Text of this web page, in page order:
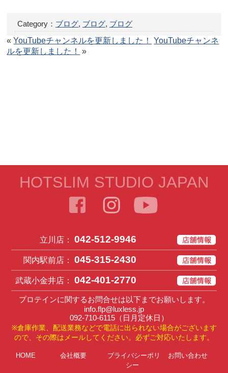
Category： ブログ, ブログ, ブログ
«YouTubeチャンネルを更新しました！
YouTubeチャンネ
ルを更新しました！
»
HOTSLIM STUDIO JAPAN
立川店： 042-512-9946
関内駅前店： 045-315-2430
武蔵小金井店： 042-401-2770
プロテインに関するお問合せは以下までお願いします。
info.flp@luxless.jp
092-710-6115（日月定休日）
※倉庫作業、配送業務などで電話に出られない場合がございます
ので、その際はメールしてください。必ずご対応いたします。
HOME 会社概要
プライバシーポリ
シー
お問い合わせ